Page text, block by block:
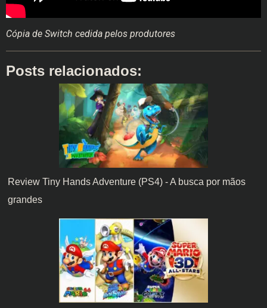
Cópia de Switch cedida pelos produtores
Posts relacionados:
Review Tiny Hands Adventure (PS4) - A busca por mãos
grandes